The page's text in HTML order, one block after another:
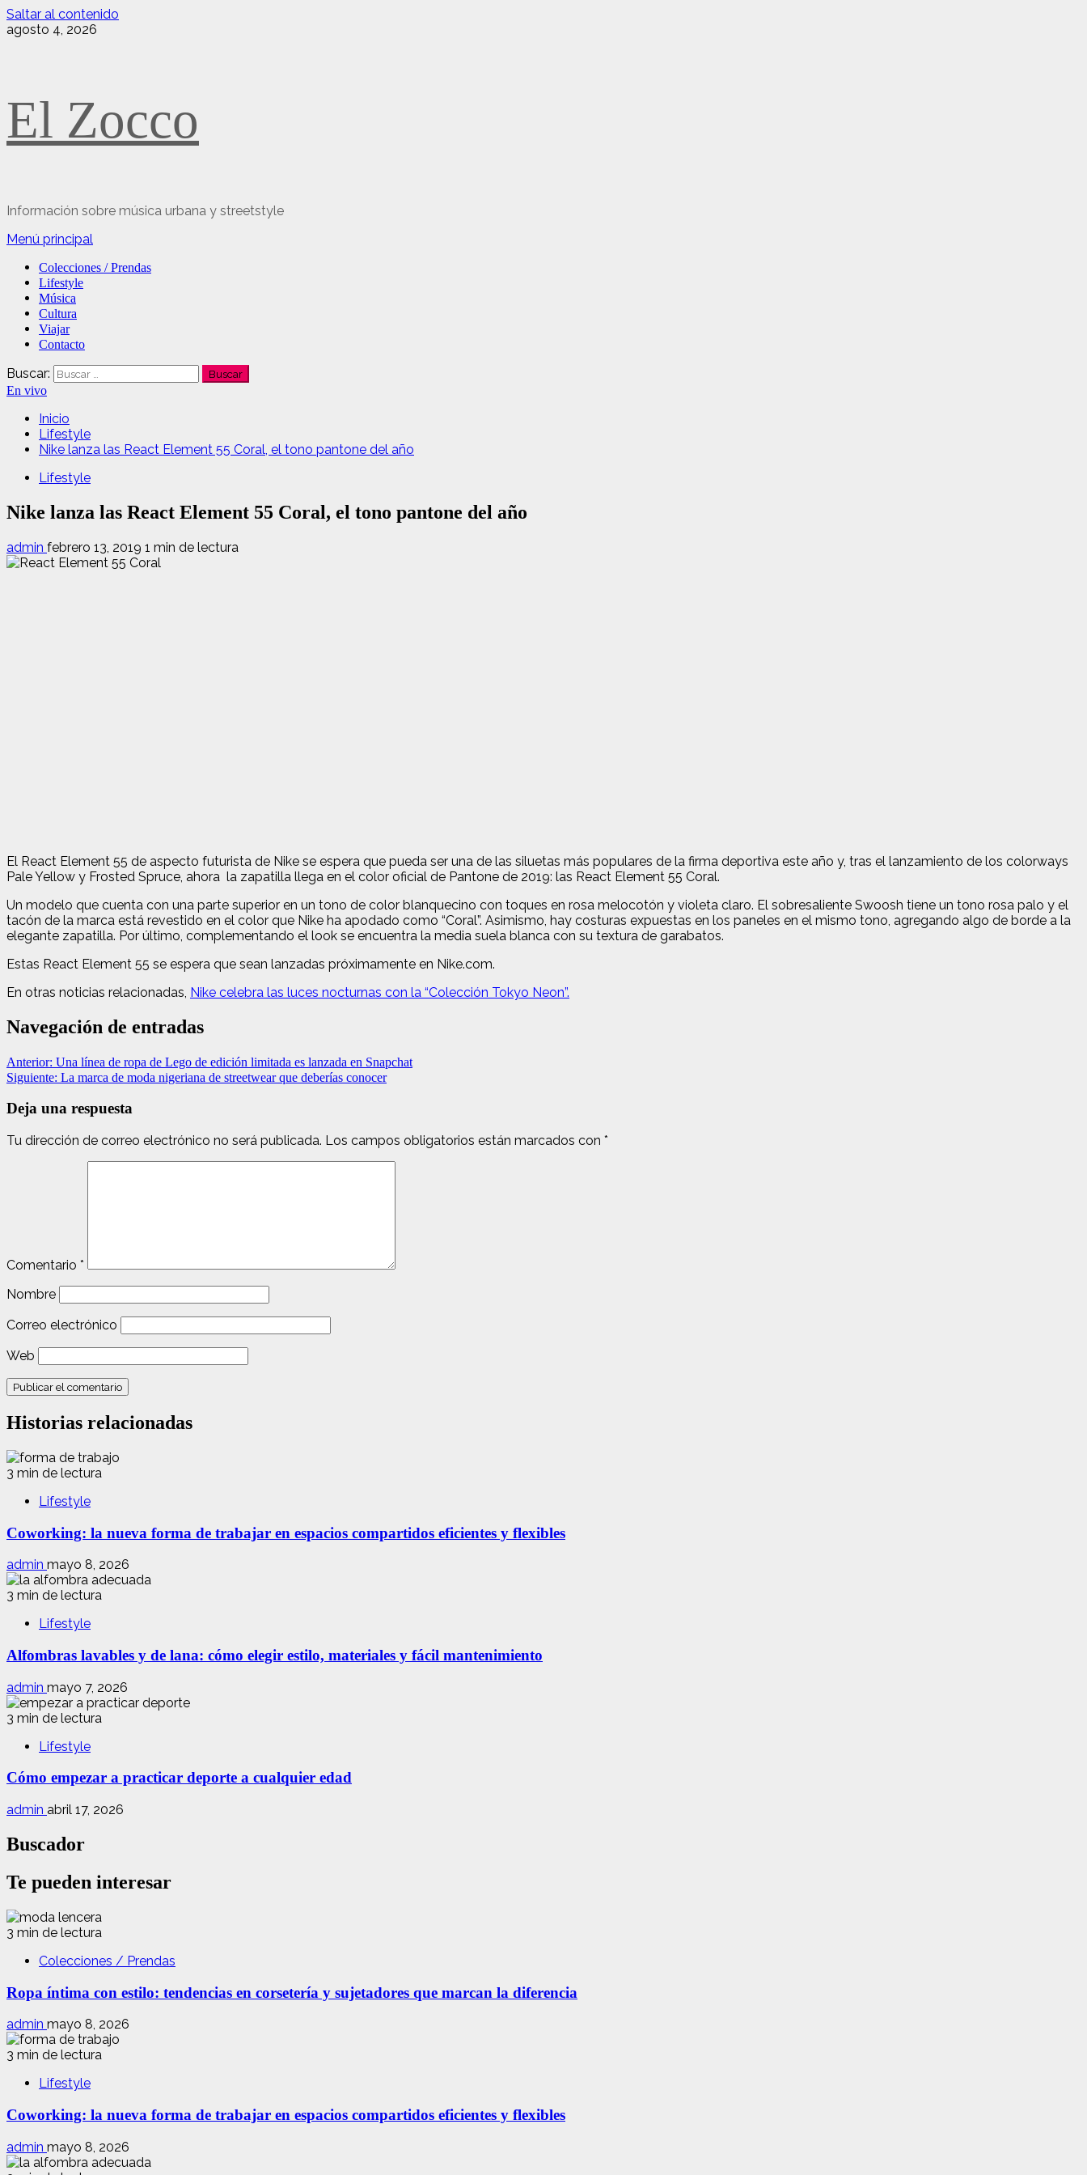
Saltar al contenido
agosto 4, 2026
El Zocco
Información sobre música urbana y streetstyle
Menú principal
Colecciones / Prendas
Lifestyle
Música
Cultura
Viajar
Contacto
Buscar:
En vivo
Inicio
Lifestyle
Nike lanza las React Element 55 Coral, el tono pantone del año
Lifestyle
Nike lanza las React Element 55 Coral, el tono pantone del año
admin febrero 13, 2019 1 min de lectura
El React Element 55 de aspecto futurista de Nike se espera que pueda ser una de las siluetas más populares de la firma deportiva este año y, tras el lanzamiento de los colorways
Pale Yellow y Frosted Spruce, ahora la zapatilla llega en el color oficial de Pantone de 2019: las React Element 55 Coral.
Un modelo que cuenta con una parte superior en un tono de color blanquecino con toques en rosa melocotón y violeta claro. El sobresaliente Swoosh tiene un tono rosa palo y el
tacón de la marca está revestido en el color que Nike ha apodado como “Coral”. Asimismo, hay costuras expuestas en los paneles en el mismo tono, agregando algo de borde a la
elegante zapatilla. Por último, complementando el look se encuentra la media suela blanca con su textura de garabatos.
Estas React Element 55 se espera que sean lanzadas próximamente en Nike.com.
En otras noticias relacionadas, Nike celebra las luces nocturnas con la “Colección Tokyo Neon”.
Navegación de entradas
Anterior: Una línea de ropa de Lego de edición limitada es lanzada en Snapchat
Siguiente: La marca de moda nigeriana de streetwear que deberías conocer
Deja una respuesta
Tu dirección de correo electrónico no será publicada. Los campos obligatorios están marcados con *
Comentario *
Nombre
Correo electrónico
Web
Historias relacionadas
3 min de lectura
Lifestyle
Coworking: la nueva forma de trabajar en espacios compartidos eficientes y flexibles
admin mayo 8, 2026
3 min de lectura
Lifestyle
Alfombras lavables y de lana: cómo elegir estilo, materiales y fácil mantenimiento
admin mayo 7, 2026
3 min de lectura
Lifestyle
Cómo empezar a practicar deporte a cualquier edad
admin abril 17, 2026
Buscador
Te pueden interesar
3 min de lectura
Colecciones / Prendas
Ropa íntima con estilo: tendencias en corsetería y sujetadores que marcan la diferencia
admin mayo 8, 2026
3 min de lectura
Lifestyle
Coworking: la nueva forma de trabajar en espacios compartidos eficientes y flexibles
admin mayo 8, 2026